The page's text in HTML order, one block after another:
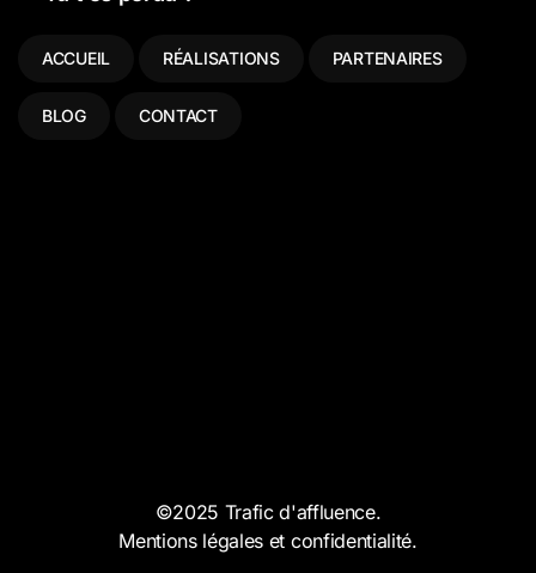
ACCUEIL RÉALISATIONS PARTENAIRES
BLOG CONTACT
©2025 Trafic d'affluence.
Mentions légales et confidentialité.